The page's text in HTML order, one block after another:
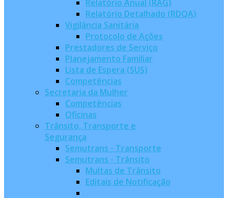
Relatório Anual (RAG)
Relatório Detalhado (RDQA)
Vigilância Sanitária
Protocolo de Ações
Prestadores de Serviço
Planejamento Familiar
Lista de Espera (SUS)
Competências
Secretaria da Mulher
Competências
Oficinas
Trânsito, Transporte e
Segurança
Semutrans - Transporte
Semutrans - Trânsito
Multas de Trânsito
Editais de Notificação